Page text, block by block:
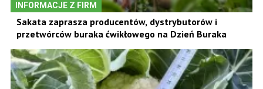
INFORMACJE Z FIRM
Sakata zaprasza producentów, dystrybutorów i
przetwórców buraka ćwikłowego na Dzień Buraka